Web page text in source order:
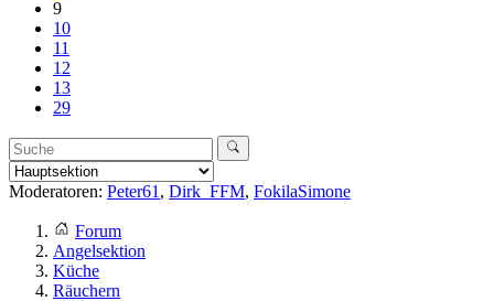
9
10
11
12
13
29
Moderatoren: Peter61 , Dirk_FFM, FokilaSimone
Forum
Angelsektion
Küche
Räuchern